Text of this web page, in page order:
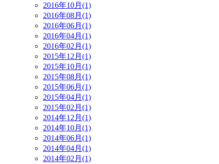
2016年10月(1)
2016年08月(1)
2016年06月(1)
2016年04月(1)
2016年02月(1)
2015年12月(1)
2015年10月(1)
2015年08月(1)
2015年06月(1)
2015年04月(1)
2015年02月(1)
2014年12月(1)
2014年10月(1)
2014年06月(1)
2014年04月(1)
2014年02月(1)